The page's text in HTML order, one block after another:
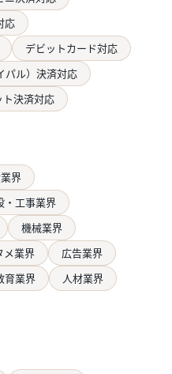
応
デビットカード対応
パル）決済対応
ト決済対応
界
・工事業界
機械業界
メ業界
広告業界
育業界
人材業界